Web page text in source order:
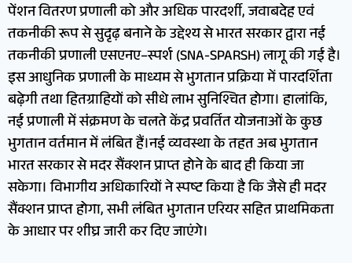
पेंशन वितरण प्रणाली को और अधिक पारदर्शी, जवाबदेह एवं
तकनीकी रूप से सुदृढ़ बनाने के उद्देश्य से भारत सरकार द्वारा नई
तकनीकी प्रणाली एसएनए–स्पर्श (SNA-SPARSH) लागू की गई है।
इस आधुनिक प्रणाली के माध्यम से भुगतान प्रक्रिया में पारदर्शिता
बढ़ेगी तथा हितग्राहियों को सीधे लाभ सुनिश्चित होगा। हालांकि,
नई प्रणाली में संक्रमण के चलते केंद्र प्रवर्तित योजनाओं के कुछ
भुगतान वर्तमान में लंबित हैं।नई व्यवस्था के तहत अब भुगतान
भारत सरकार से मदर सैंक्शन प्राप्त होने के बाद ही किया जा
सकेगा। विभागीय अधिकारियों ने स्पष्ट किया है कि जैसे ही मदर
सैंक्शन प्राप्त होगा, सभी लंबित भुगतान एरियर सहित प्राथमिकता
के आधार पर शीघ्र जारी कर दिए जाएंगे।